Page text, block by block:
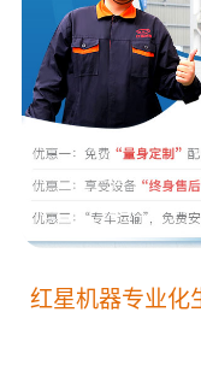
红星机器专业化